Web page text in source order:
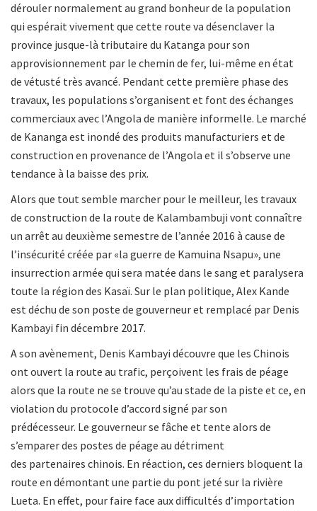
dérouler normalement au grand bonheur de la population
qui espérait vivement que cette route va désenclaver la
province jusque-là tributaire du Katanga pour son
approvisionnement par le chemin de fer, lui-même en état
de vétusté très avancé. Pendant cette première phase des
travaux, les populations s’organisent et font des échanges
commerciaux avec l’Angola de manière informelle. Le marché
de Kananga est inondé des produits manufacturiers et de
construction en provenance de l’Angola et il s’observe une
tendance à la baisse des prix.
Alors que tout semble marcher pour le meilleur, les travaux
de construction de la route de Kalambambuji vont connaître
un arrêt au deuxième semestre de l’année 2016 à cause de
l’insécurité créée par «la guerre de Kamuina Nsapu», une
insurrection armée qui sera matée dans le sang et paralysera
toute la région des Kasaï. Sur le plan politique, Alex Kande
est déchu de son poste de gouverneur et remplacé par Denis
Kambayi fin décembre 2017.
A son avènement, Denis Kambayi découvre que les Chinois
ont ouvert la route au trafic, perçoivent les frais de péage
alors que la route ne se trouve qu’au stade de la piste et ce, en
violation du protocole d’accord signé par son
prédécesseur. Le gouverneur se fâche et tente alors de
s’emparer des postes de péage au détriment
des partenaires chinois. En réaction, ces derniers bloquent la
route en démontant une partie du pont jeté sur la rivière
Lueta. En effet, pour faire face aux difficultés d’importation